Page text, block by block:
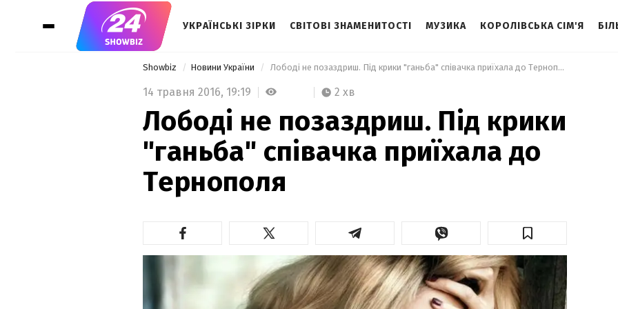
УКРАЇНСЬКІ ЗІРКИ СВІТОВІ ЗНАМЕНИТОСТІ МУЗИКА КОРОЛІВСЬКА СІМ'Я
Showbiz Новини України Лободі не позаздриш. Під крики "ганьба" співачка приїхала до Тернополя
14 травня 2016, 19:19 2 хв
Лободі не позаздриш. Під крики
"ганьба" співачка приїхала до
Тернополя